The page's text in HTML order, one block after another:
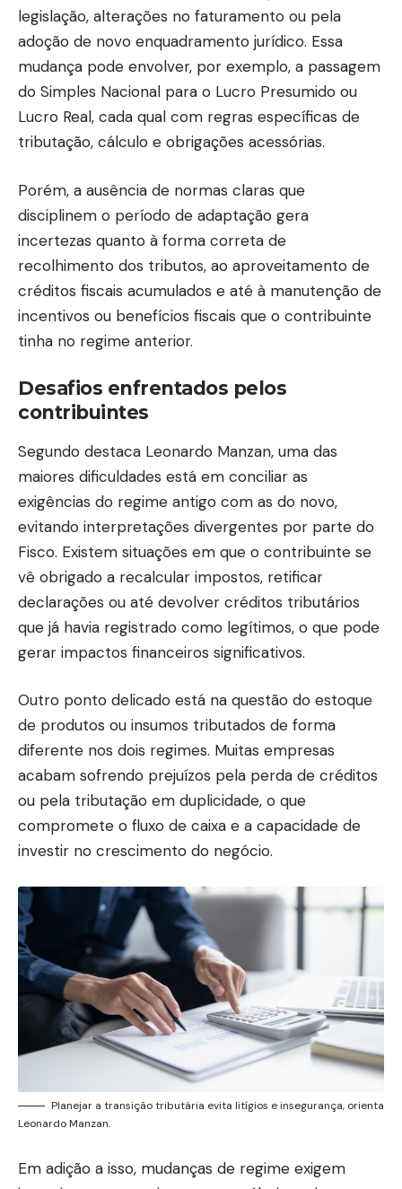
legislação, alterações no faturamento ou pela
adoção de novo enquadramento jurídico. Essa
mudança pode envolver, por exemplo, a passagem
do Simples Nacional para o Lucro Presumido ou
Lucro Real, cada qual com regras específicas de
tributação, cálculo e obrigações acessórias.
Porém, a ausência de normas claras que
disciplinem o período de adaptação gera
incertezas quanto à forma correta de
recolhimento dos tributos, ao aproveitamento de
créditos fiscais acumulados e até à manutenção de
incentivos ou benefícios fiscais que o contribuinte
tinha no regime anterior.
Desafios enfrentados pelos
contribuintes
Segundo destaca Leonardo Manzan, uma das
maiores dificuldades está em conciliar as
exigências do regime antigo com as do novo,
evitando interpretações divergentes por parte do
Fisco. Existem situações em que o contribuinte se
vê obrigado a recalcular impostos, retificar
declarações ou até devolver créditos tributários
que já havia registrado como legítimos, o que pode
gerar impactos financeiros significativos.
Outro ponto delicado está na questão do estoque
de produtos ou insumos tributados de forma
diferente nos dois regimes. Muitas empresas
acabam sofrendo prejuízos pela perda de créditos
ou pela tributação em duplicidade, o que
compromete o fluxo de caixa e a capacidade de
investir no crescimento do negócio.
Planejar a transição tributária evita litígios e insegurança, orienta
Leonardo Manzan.
Em adição a isso, mudanças de regime exigem